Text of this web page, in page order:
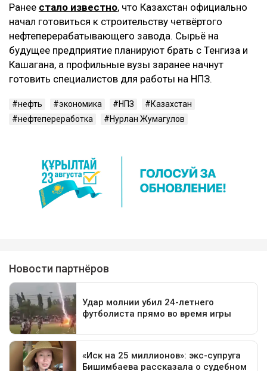
Ранее стало известно, что Казахстан официально
начал готовиться к строительству четвёртого
нефтеперерабатывающего завода. Сырьё на
будущее предприятие планируют брать с Тенгиза и
Кашагана, а профильные вузы заранее начнут
готовить специалистов для работы на НПЗ.
нефть экономика НПЗ
Казахстан
нефтепереработка
Нурлан Жумагулов